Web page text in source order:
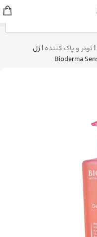
|تونر و پاک کننده|ژل